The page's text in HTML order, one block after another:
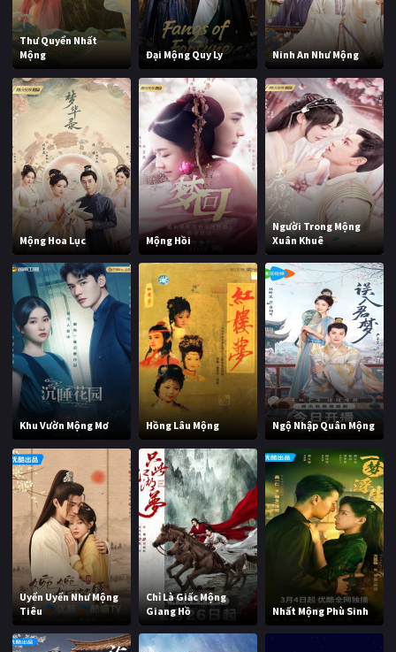
Thư Quyển Nhất
Mộng
Đại Mộng Quy Ly Ninh An Như Mộng
Mộng Hoa Lục Mộng Hồi
Người Trong Mộng
Xuân Khuê
Khu Vườn Mộng Mơ Hồng Lâu Mộng Ngộ Nhập Quân Mộng
Uyển Uyển Như Mộng
Tiêu
Chỉ Là Giấc Mộng
Giang Hồ
Nhất Mộng Phù Sinh